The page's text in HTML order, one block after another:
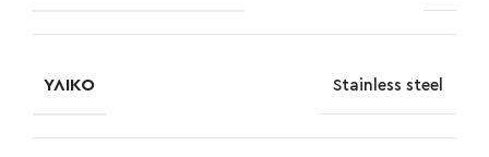
ΥΛΙΚΌ Stainless steel